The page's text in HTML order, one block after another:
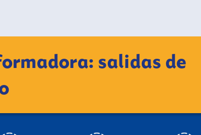
salidas de